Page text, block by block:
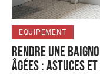
EQUIPEMENT
Rendre une
âgées : astuces